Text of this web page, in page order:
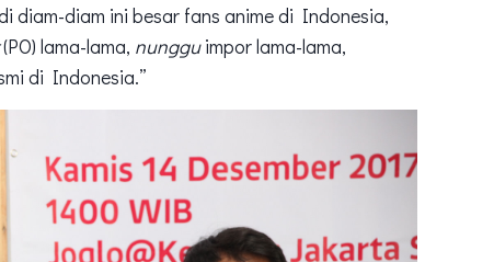
diam-diam ini besar fans anime di Indonesia,
(PO) lama-lama, nungguimpor lama-lama,
di Indonesia.”